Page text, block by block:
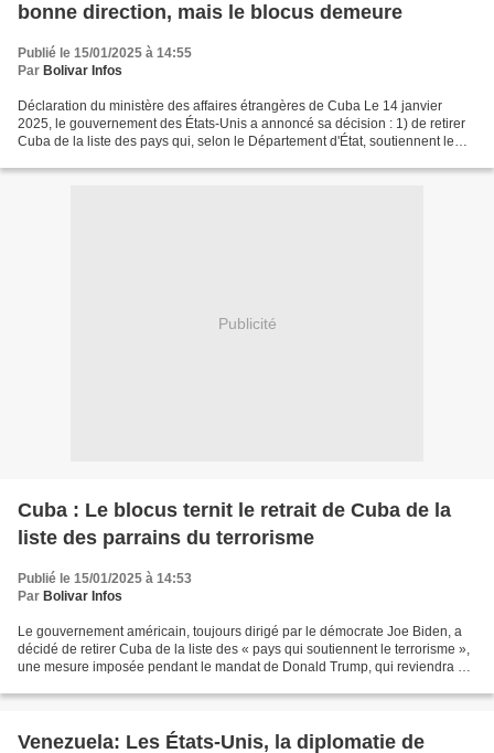
bonne direction, mais le blocus demeure
Publié le 15/01/2025 à 14:55
Par Bolivar Infos
Déclaration du ministère des affaires étrangères de Cuba Le 14 janvier
2025, le gouvernement des États-Unis a annoncé sa décision : 1) de retirer
Cuba de la liste des pays qui, selon le Département d'État, soutiennent le
Publicité
Cuba : Le blocus ternit le retrait de Cuba de la
liste des parrains du terrorisme
Publié le 15/01/2025 à 14:53
Par Bolivar Infos
Le gouvernement américain, toujours dirigé par le démocrate Joe Biden, a
décidé de retirer Cuba de la liste des « pays qui soutiennent le terrorisme »,
une mesure imposée pendant le mandat de Donald Trump, qui reviendra à
Venezuela: Les États-Unis, la diplomatie de